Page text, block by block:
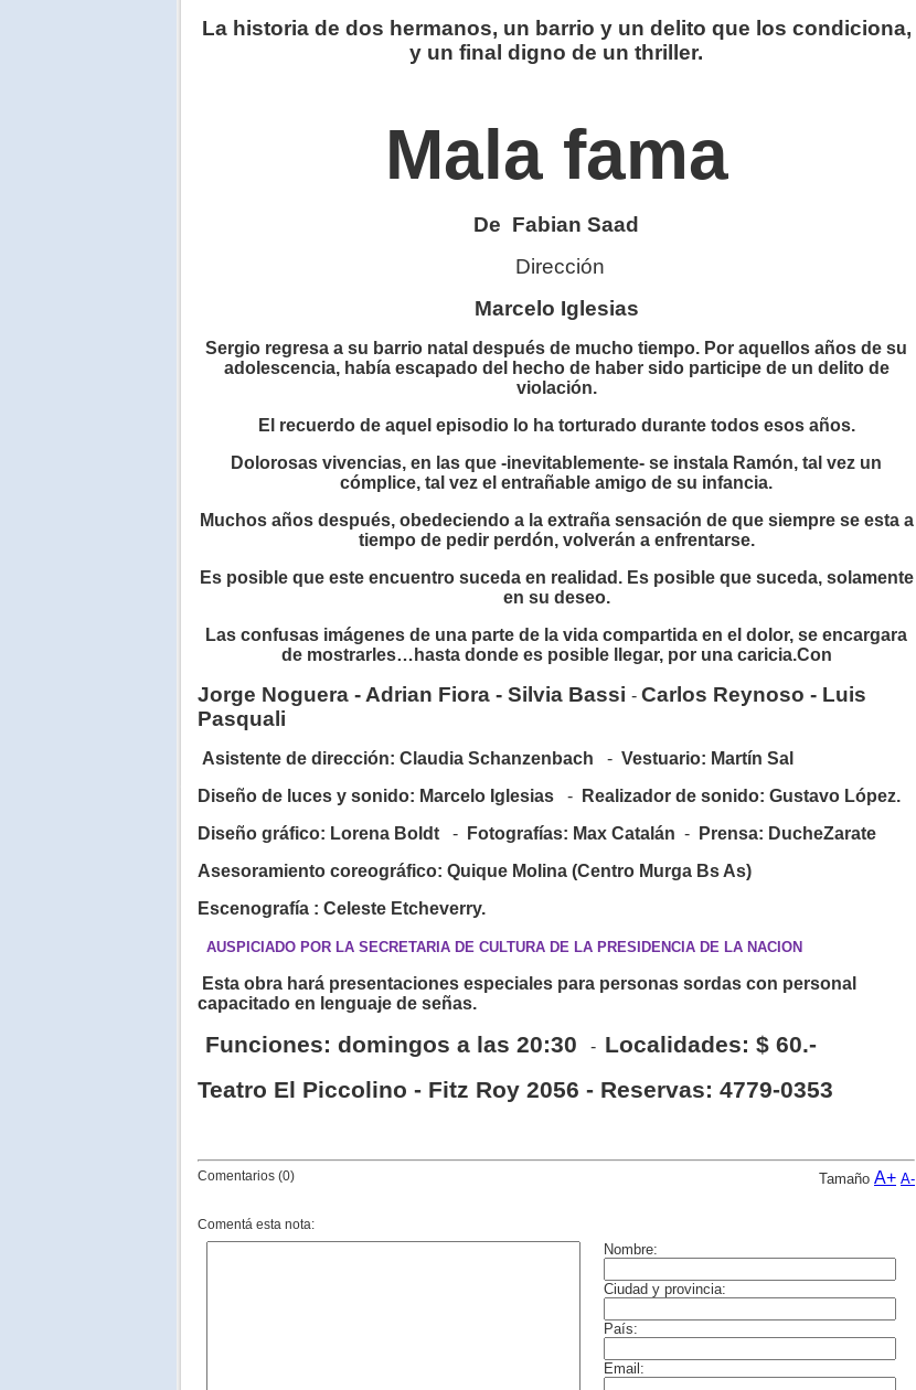
La historia de dos hermanos, un barrio y un delito que los condiciona,
y un final digno de un thriller.
Mala fama
De Fabian Saad
Dirección
Marcelo Iglesias
Sergio regresa a su barrio natal después de mucho tiempo. Por aquellos años de su
adolescencia, habíaescapado del hecho de haber sido participe de un delito de
violación.
El recuerdo de aquel episodio lo ha torturado durante todos esos años.
Dolorosas vivencias, en las que -inevitablemente- se instala Ramón, tal vez un
cómplice, tal vez el entrañable amigo de su infancia.
Muchos años después, obedeciendo a la extraña sensación de que siempre se esta a
tiempo de pedir perdón, volverán a enfrentarse.
Es posible que este encuentro suceda en realidad. Es posible que suceda, solamente
en su deseo.
Las confusas imágenes de una parte de la vida compartida en el dolor, se encargara
de mostrarles…hasta donde es posible llegar, por una caricia.Con
Jorge Noguera - Adrian Fiora - Silvia Bassi - Carlos Reynoso - Luis
Pasquali
Asistente de dirección: Claudia Schanzenbach - Vestuario: Martín Sal
Diseño de luces y sonido: Marcelo Iglesias
-
Realizador de sonido: Gustavo López.
Diseño gráfico: Lorena Boldt - Fotografías: Max Catalán - Prensa: DucheZarate
Asesoramiento coreográfico: Quique Molina (Centro Murga Bs As)
Escenografía : Celeste Etcheverry.
AUSPICIADO POR LA SECRETARIA DE CULTURA DE LA PRESIDENCIA DE LA NACION
Esta obra hará presentaciones especiales para personas sordas con personal
capacitado en lenguaje de señas.
Funciones: domingos a las 20:30 - Localidades: $ 60.-
Teatro El Piccolino - Fitz Roy 2056 - Reservas: 4779-0353
Comentarios (0) Tamaño A+ A-
Comentá esta nota: